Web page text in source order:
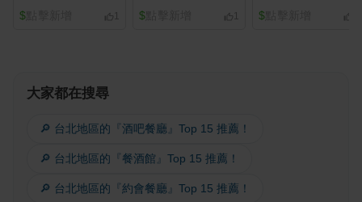
$ $ $
大家都在搜尋
🔎 台北地區的『酒吧餐廳』Top 15 推薦！
🔎 台北地區的『餐酒館』Top 15 推薦！
🔎 台北地區的『約會餐廳』Top 15 推薦！